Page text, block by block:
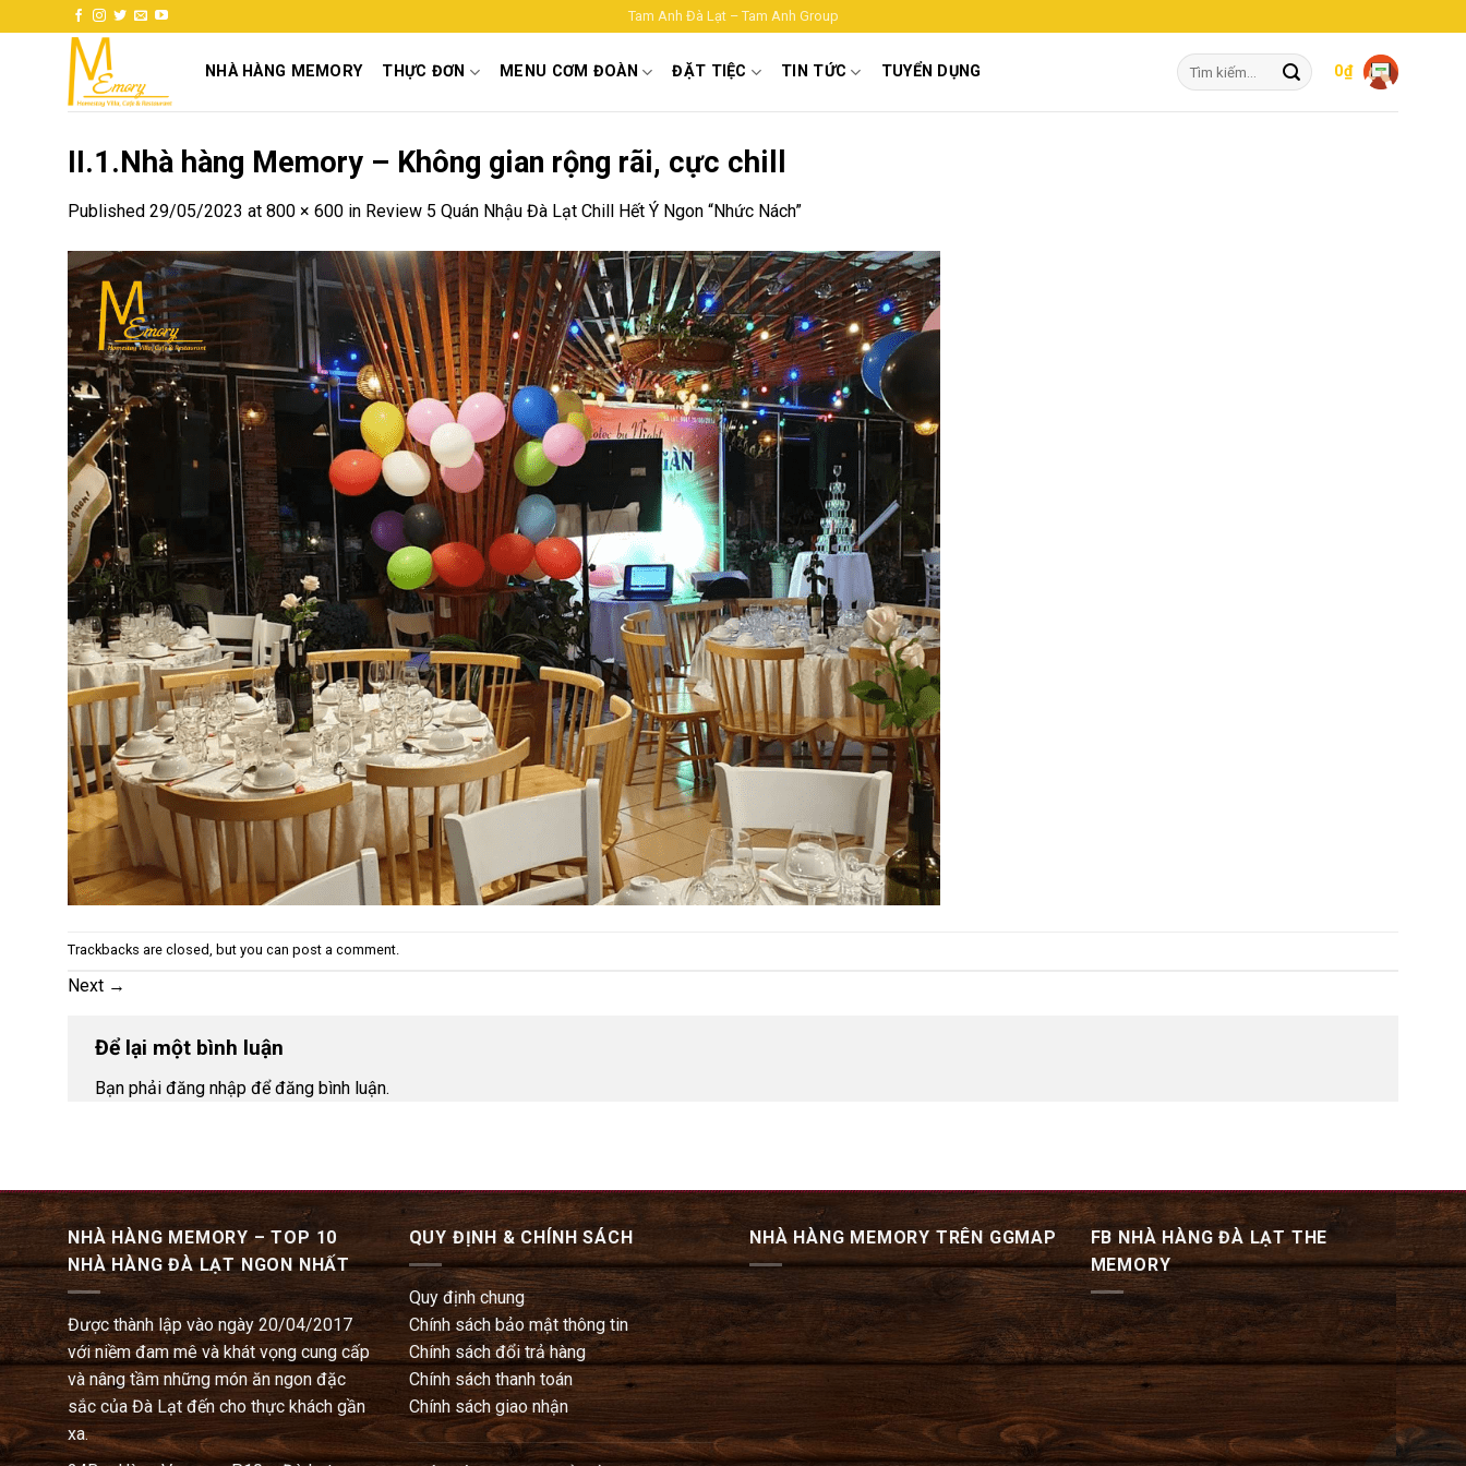
to
Tam Anh Đà Lạt – Tam Anh Group
NHÀ HÀNG MEMORY THỰC ĐƠN MENU CƠM ĐOÀN ĐẶT TIỆC TIN TỨC TUYỂN DỤNG
Tìm
kiếm:
0₫
II.1.Nhà hàng Memory – Không gian rộng rãi, cực chill
Published 29/05/2023 at 800 × 600 in Review 5 Quán Nhậu Đà Lạt Chill Hết Ý Ngon “Nhức Nách”
Trackbacks are closed, but you can post a comment
Next →
Để lại một bình luận
Bạn phải đăng nhập để đăng bình luận.
NHÀ HÀNG MEMORY – TOP 10
NHÀ HÀNG ĐÀ LẠT NGON NHẤT
Được thành lập vào ngày 20/04/2017
với niềm đam mê và khát vọng cung cấp
và nâng tầm những món ăn ngon đặc
sắc của Đà Lạt đến cho thực khách gần
xa.
QUY ĐỊNH & CHÍNH SÁCH
Quy định chung
Chính sách bảo mật thông tin
Chính sách đổi trả hàng
Chính sách thanh toán
Chính sách giao nhận
NHÀ HÀNG MEMORY TRÊN GGMAP
FB NHÀ HÀNG ĐÀ LẠT THE
MEMORY